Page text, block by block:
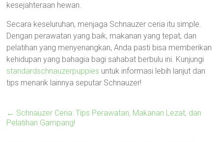
kesejahteraan hewan.
Secara keseluruhan, menjaga Schnauzer ceria itu simple.
Dengan perawatan yang baik, makanan yang tepat, dan
pelatihan yang menyenangkan, Anda pasti bisa memberikan
kehidupan yang bahagia bagi sahabat berbulu ini. Kunjungi
standardschnauzerpuppies untuk informasi lebih lanjut dan
tips menarik lainnya seputar Schnauzer!
← Schnauzer Ceria: Tips Perawatan, Makanan Lezat, dan
Pelatihan Gampang!